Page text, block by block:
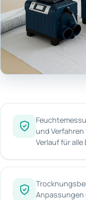
und
Verlauf für
Anpassungen